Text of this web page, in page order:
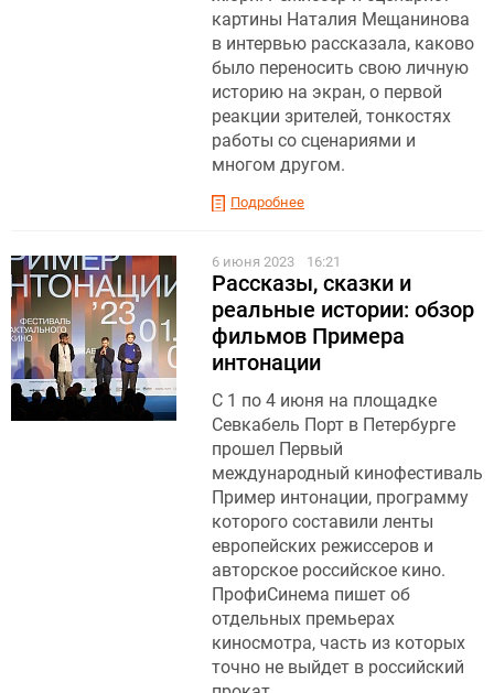
картины Наталия Мещанинова
в интервью рассказала, каково
было переносить свою личную
историю на экран, о первой
реакции зрителей, тонкостях
работы со сценариями и
многом другом.
Подробнее
6 июня 2023 16:21
Рассказы, сказки и
реальные истории: обзор
фильмов Примера
интонации
С 1 по 4 июня на площадке
Севкабель Порт в Петербурге
прошел Первый
международный кинофестиваль
Пример интонации, программу
которого составили ленты
европейских режиссеров и
авторское российское кино.
ПрофиСинема пишет об
отдельных премьерах
киносмотра, часть из которых
точно не выйдет в российский